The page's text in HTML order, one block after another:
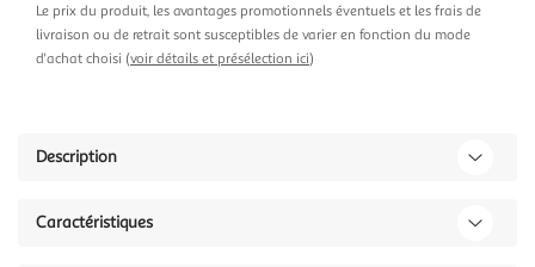
Le prix du produit, les avantages promotionnels éventuels et les frais de
livraison ou de retrait sont susceptibles de varier en fonction du mode
d'achat choisi (voir détails et présélection ici)
Description
Caractéristiques